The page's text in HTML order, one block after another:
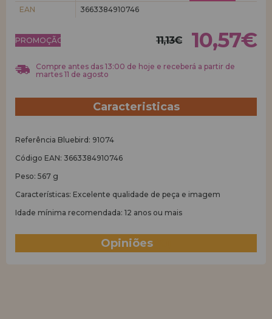
EAN
3663384910746
PROMOÇÃO! 11,13€ 10,57€
Compre antes das 13:00 de hoje e receberá a partir de
martes 11 de agosto
Caracteristicas
Referência Bluebird: 91074
Código EAN: 3663384910746
Peso: 567 g
Características: Excelente qualidade de peça e imagem
Idade mínima recomendada: 12 anos ou mais
Opiniões